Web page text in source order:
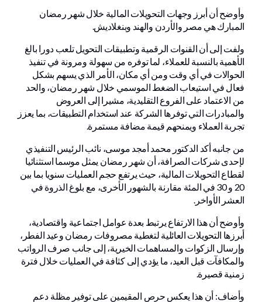
وأوضح أن أبرز وجهات التحويلات المالية خلال شهر رمضان
المبارك هي مصر والأردن والهند وبنغلاديش.
ولفت إلى أن القنوات الرقمية وتطبيقات التحويل تلعب دورا بالغ
الأهمية بالنسبة للعملاء، لما توفره من سهولة ومرونة في تنفيذ
الحوالات في أي وقت ومن أي مكان، الأمر الذي يسهم بشكل
فعال في استيعاب الضغط الموسمي خلال شهر رمضان، والحد
من الاعتماد على الفروع التقليدية، مشيرا إلى العروض
والمبادرات التي توفرها الشركة عند استخدام التطبيقات، بما يعزز
تجربة العملاء ويمنحهم قيمة مضافة مستمرة.
من جانبه أكد الدكتور محمد أمجد موسى، نائب الرئيس التنفيذي
لإحدى شركات الصرافة، أن شهر رمضان يمثل موسما استثنائيا
لقطاع التحويلات المالية، حيث يرتفع حجم العمليات سنويا بما بين
20 و 30 في المئة مقارنة بالشهور الأخرى، مع بلوغ الذروة في
العشر الأواخر.
وأوضح أن هذا الارتفاع يرتبط بعدة عوامل اجتماعية واقتصادية،
أبرزها التحويلات العائلية لتغطية مصروفات رمضان وعيد الفطر،
وإرسال الزكوات والمساهمات الخيرية، إلى جانب صرف الرواتب
والمكافآت قبل العيد، ما يؤدي إلى كثافة في العمليات خلال فترة
زمنية قصيرة.
وأضاف: أن هذا يعكس حرص المقيمين على توفير مظلة دعم